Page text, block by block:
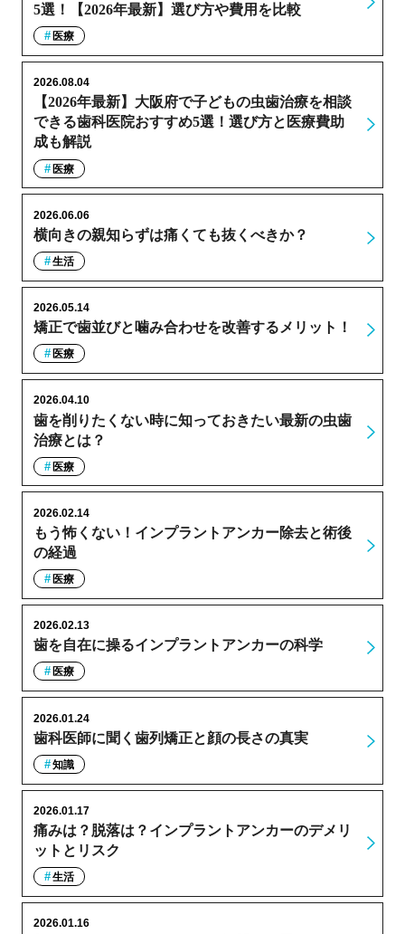
5選！【2026年最新】選び方や費用を比較
医療
【2026年最新】大阪府で子どもの虫歯治療を相談
できる歯科医院おすすめ5選！選び方と医療費助
成も解説
2026.08.04
医療
横向きの親知らずは痛くても抜くべきか？
2026.06.06
生活
矯正で歯並びと噛み合わせを改善するメリット！
2026.05.14
医療
歯を削りたくない時に知っておきたい最新の虫歯
治療とは？
2026.04.10
医療
もう怖くない！インプラントアンカー除去と術後
の経過
2026.02.14
医療
歯を自在に操るインプラントアンカーの科学
2026.02.13
医療
歯科医師に聞く歯列矯正と顔の長さの真実
2026.01.24
知識
痛みは？脱落は？インプラントアンカーのデメリ
ットとリスク
2026.01.17
生活
2026.01.16